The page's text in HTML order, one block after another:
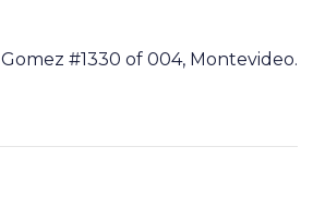
#1330 of 004, Montevideo.